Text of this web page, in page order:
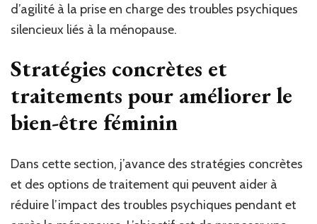
d’agilité à la prise en charge des troubles psychiques
silencieux liés à la ménopause.
Stratégies concrètes et
traitements pour améliorer le
bien-être féminin
Dans cette section, j’avance des stratégies concrètes
et des options de traitement qui peuvent aider à
réduire l’impact des troubles psychiques pendant et